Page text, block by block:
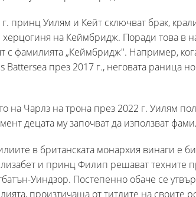
г. принц Уилям и Кейт сключват брак,
херцогиня на Кеймбридж. Поради това в
с фамилията „Кеймбридж". Например,
Battersea през 2017 г., неговата раница
на Чарлз на трона през 2022 г. Уилям
децата му започват да използват
в британската монархия винаги е
и принц Филип решават техните
Уиндзор. Постепенно обаче се
произтичаща от титлите на своите